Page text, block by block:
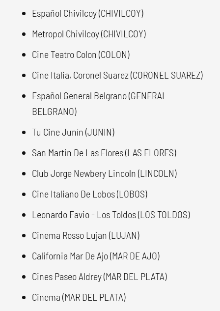
Español Chivilcoy (CHIVILCOY)
Metropol Chivilcoy (CHIVILCOY)
Cine Teatro Colon (COLON)
Cine Italia, Coronel Suarez (CORONEL SUAREZ)
Español General Belgrano (GENERAL
BELGRANO)
Tu Cine Junín (JUNIN)
San Martin De Las Flores (LAS FLORES)
Club Jorge Newbery Lincoln (LINCOLN)
Cine Italiano De Lobos (LOBOS)
Leonardo Favio - Los Toldos (LOS TOLDOS)
Cinema Rosso Lujan (LUJAN)
California Mar De Ajo (MAR DE AJO)
Cines Paseo Aldrey (MAR DEL PLATA)
Cinema (MAR DEL PLATA)